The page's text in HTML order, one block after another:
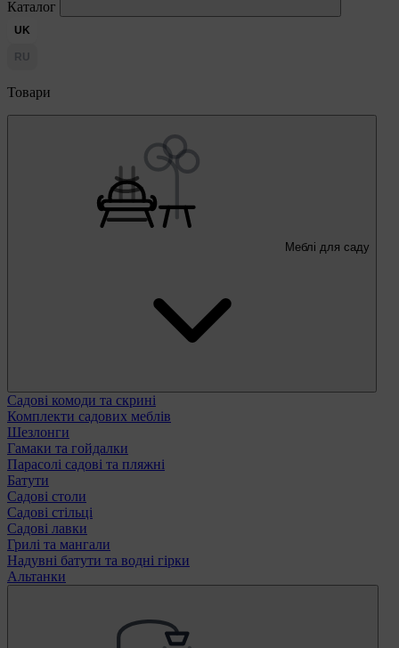
Каталог
UK
RU
Товари
Меблі для саду
Садові комоди та скрині
Комплекти садових меблів
Шезлонги
Гамаки та гойдалки
Парасолі садові та пляжні
Батути
Садові столи
Садові стільці
Садові лавки
Грилі та мангали
Надувні батути та водні гірки
Альтанки